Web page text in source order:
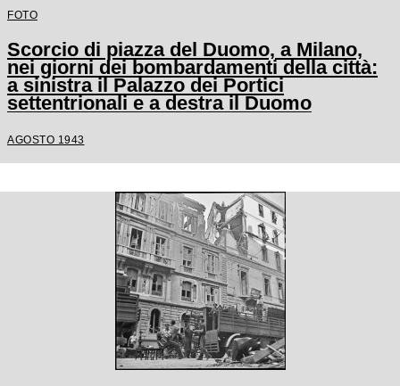
FOTO
Scorcio di piazza del Duomo, a Milano,
nei giorni dei bombardamenti della città:
a sinistra il Palazzo dei Portici
settentrionali e a destra il Duomo
AGOSTO 1943